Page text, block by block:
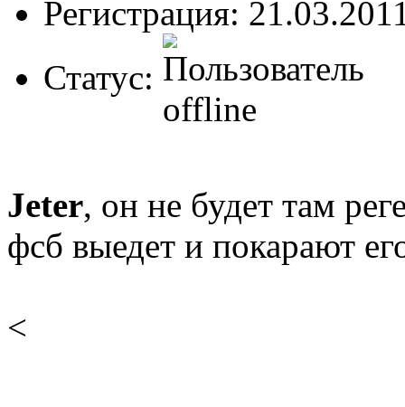
Регистрация:
Статус:
Jeter, он не будет там
фсб выедет и покарают
<